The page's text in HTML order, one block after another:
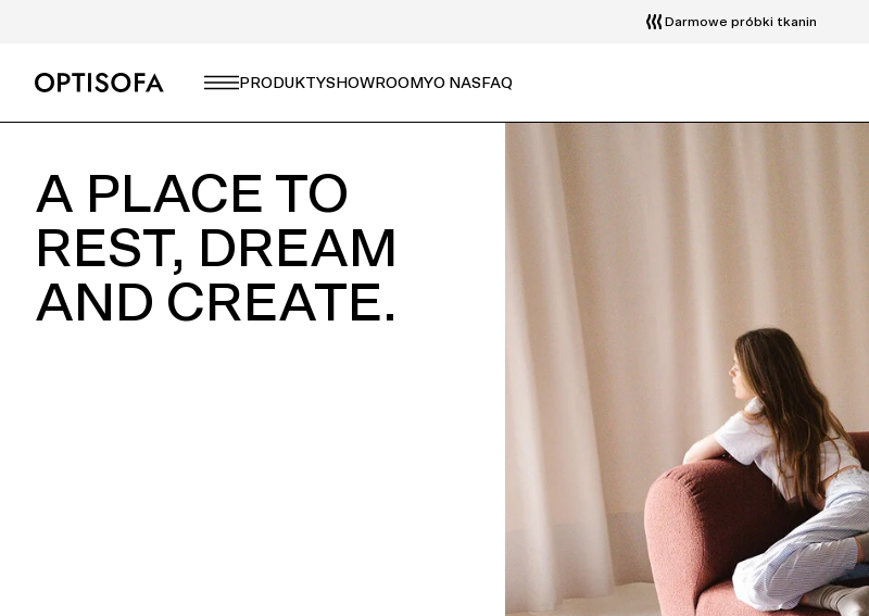
Bezpłatny transport, wniesienie i montaż
PRODUKTYSHOWROOMYO NASFAQ
A PLACE TO
REST, DREAM
AND CREATE.